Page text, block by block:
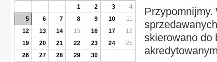
Przypomnijmy.
skierowano do
1
2 3
4
5
6 7 8 9 10
11
12
13 14 15 16 17
18
19
20 21 22 23 24
25
26
27 28 29 30